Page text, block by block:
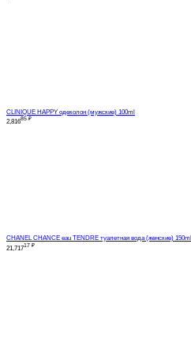
CLINIQUE HAPPY одеколон (мужские) 100ml
2,81685 ₽
CHANEL CHANCE eau TENDRE туалетная вода (женские) 150ml
21,71717 ₽